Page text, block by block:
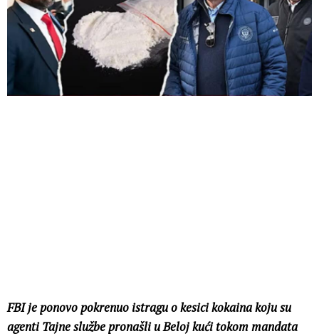
FBI je ponovo pokrenuo istragu o kesici kokaina koju su
agenti Tajne službe pronašli u Beloj kući tokom mandata